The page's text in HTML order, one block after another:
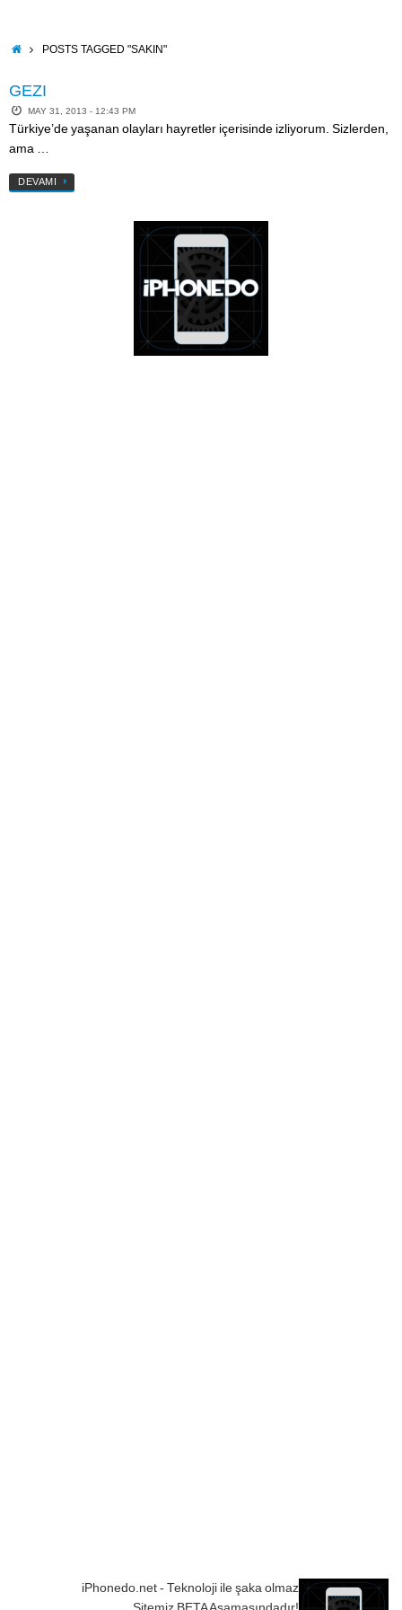
contentHOMEPOSTS TAGGED "SAKIN"
GEZI
MAY 31, 2013 - 12:43 PM
Türkiye’de yaşanan olayları hayretler içerisinde izliyorum. Sizlerden,
ama …
DEVAMI
iPhonedo.net - Teknoloji ile şaka olmaz
Sitemiz BETA Aşamasındadır!